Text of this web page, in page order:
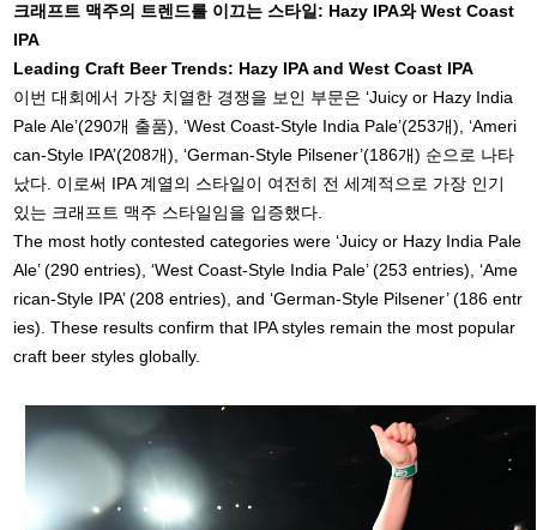
크래프트 맥주의 트렌드를 이끄는 스타일: Hazy IPA와 West Coast
IPA
Leading Craft Beer Trends: Hazy IPA and West Coast IPA
이번 대회에서 가장 치열한 경쟁을 보인 부문은 ‘Juicy or Hazy India
Pale Ale’(290개 출품), ‘West Coast-Style India Pale’(253개), ‘Ameri
can-Style IPA’(208개), ‘German-Style Pilsener’(186개) 순으로 나타
났다. 이로써 IPA 계열의 스타일이 여전히 전 세계적으로 가장 인기
있는 크래프트 맥주 스타일임을 입증했다.
The most hotly contested categories were ‘Juicy or Hazy India Pale
Ale’ (290 entries), ‘West Coast-Style India Pale’ (253 entries), ‘Ame
rican-Style IPA’ (208 entries), and ‘German-Style Pilsener’ (186 entr
ies). These results confirm that IPA styles remain the most popular
craft beer styles globally.